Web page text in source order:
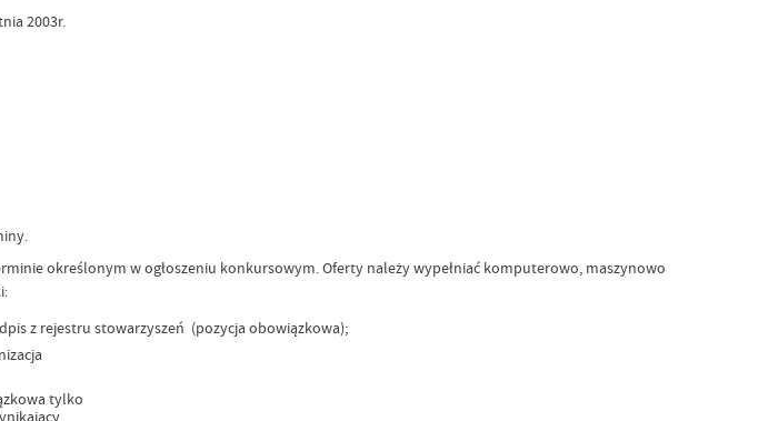
2003r.
określonym w ogłoszeniu konkursowym. Oferty należy wypełniać komputerowo, maszynowo
z rejestru stowarzyszeń (pozycja obowiązkowa);
tylko